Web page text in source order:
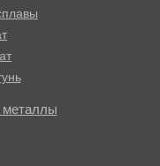
металлы